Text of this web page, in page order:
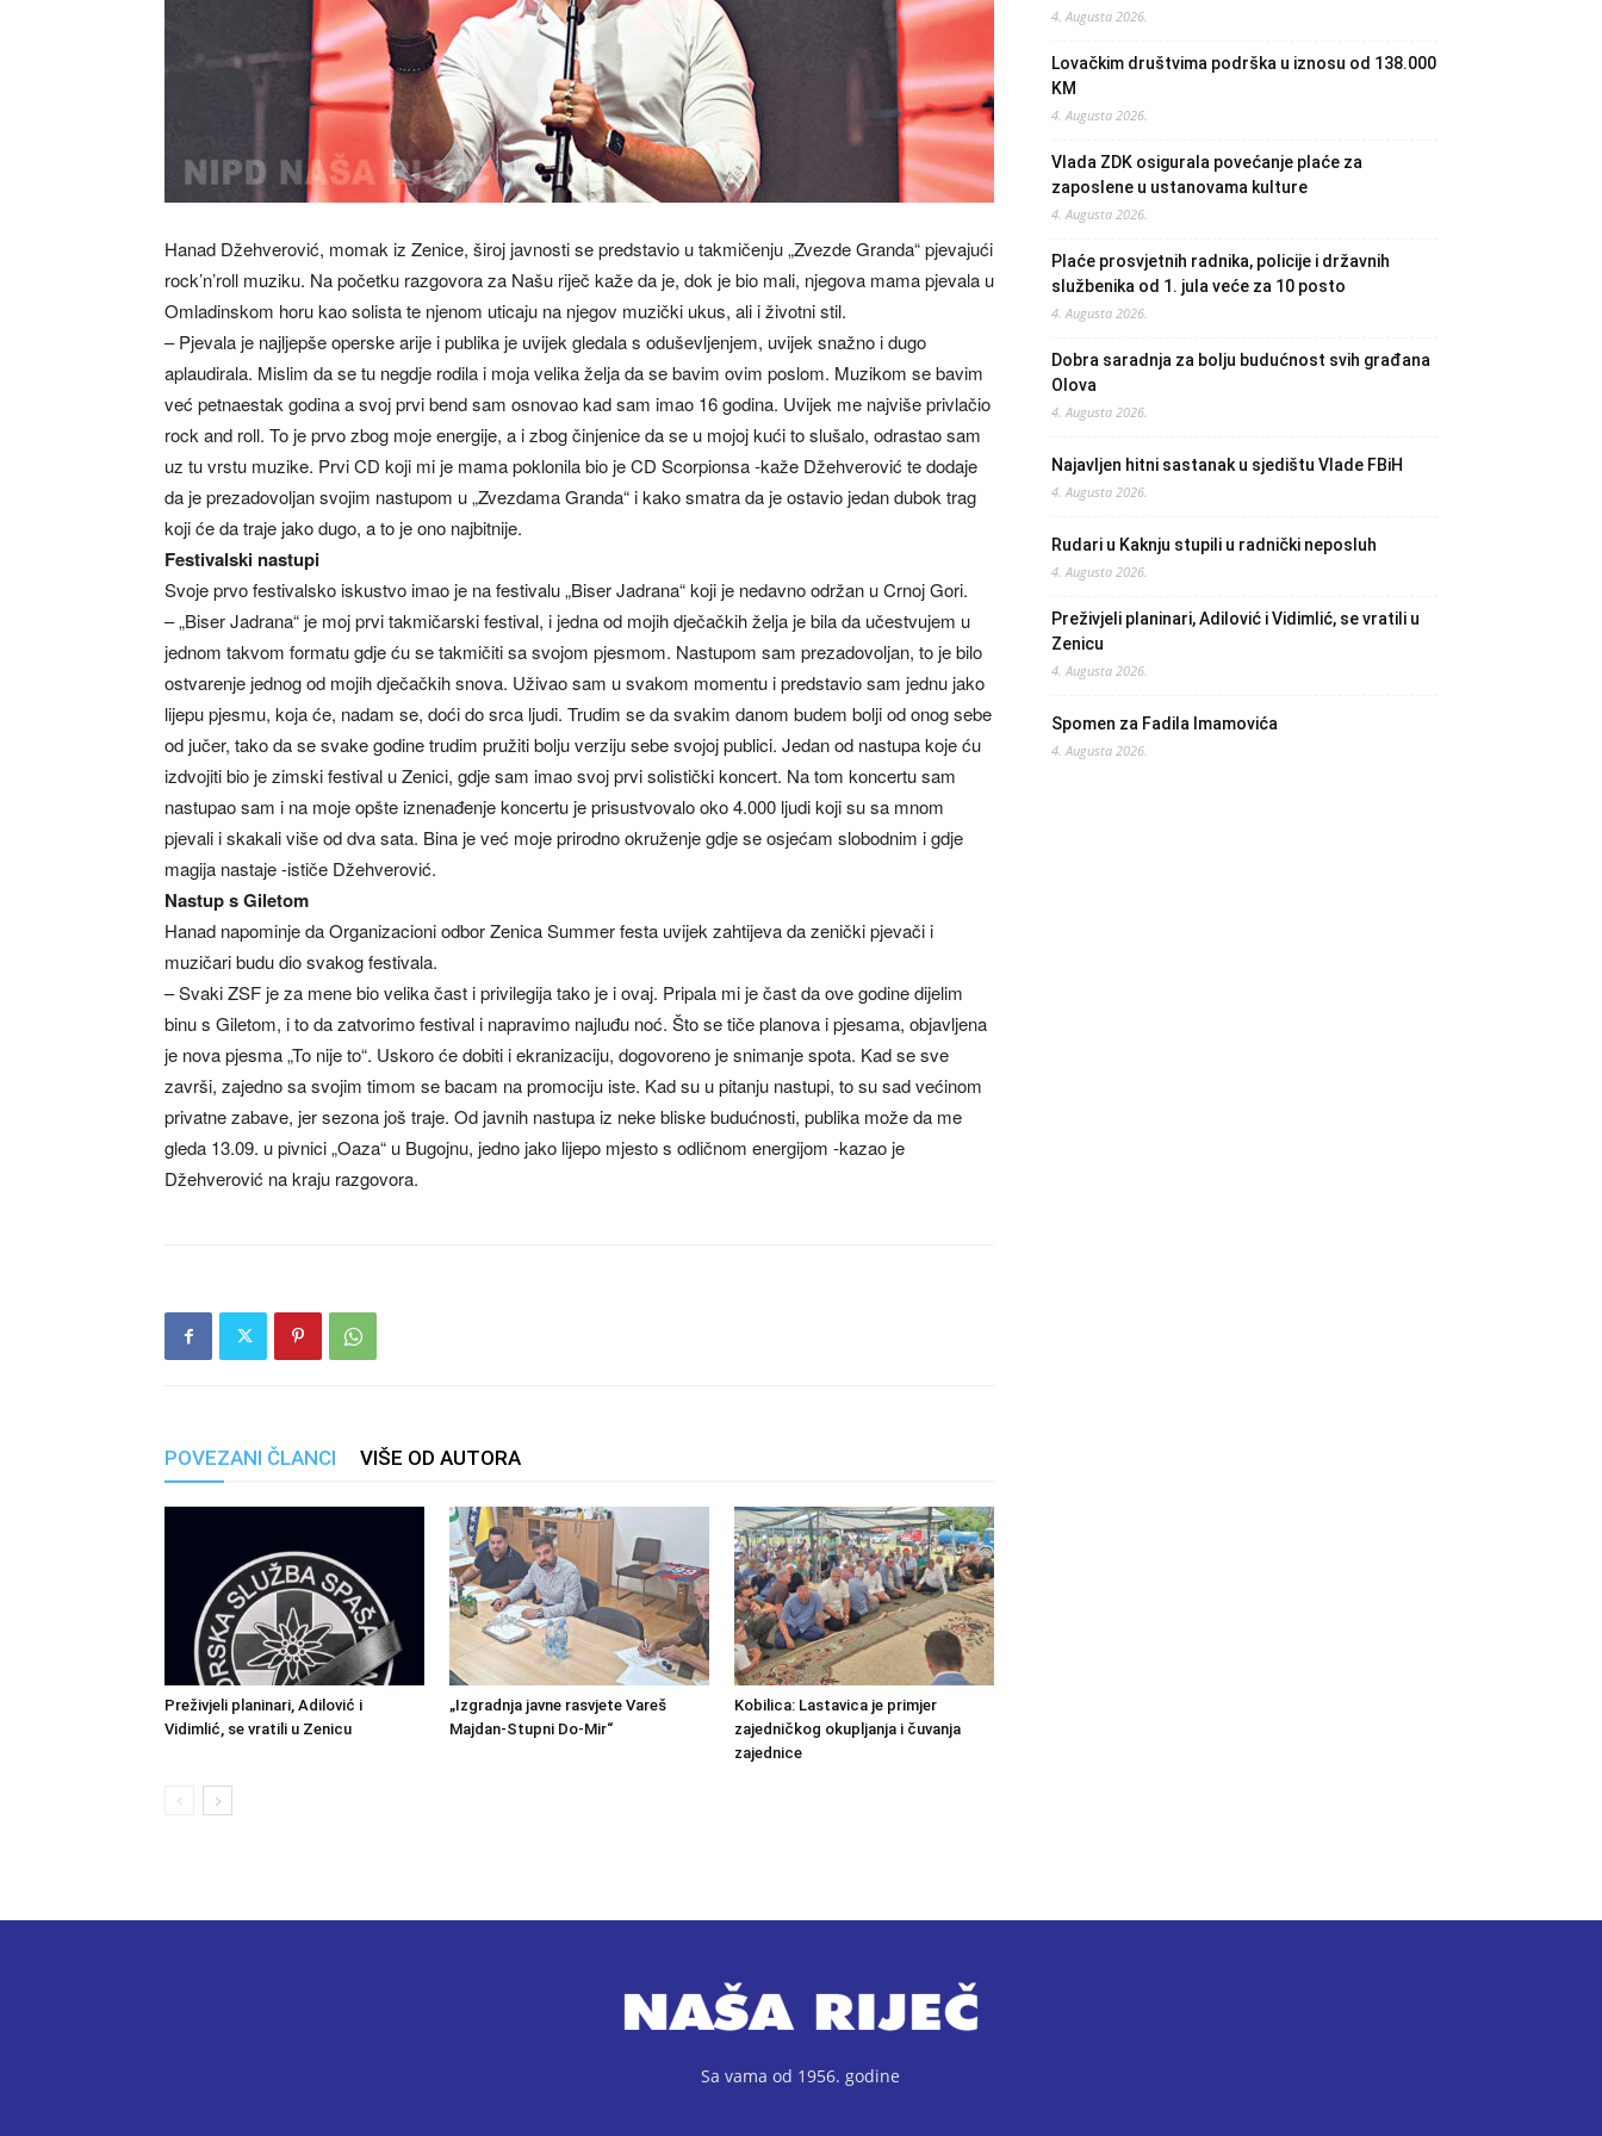
Hanad Džehverović, momak iz Zenice, široj javnosti se predstavio u takmičenju „Zvezde Granda“ pjevajući
rock’n’roll muziku. Na početku razgovora za Našu riječ kaže da je, dok je bio mali, njegova mama pjevala u
Omladinskom horu kao solista te njenom uticaju na njegov muzički ukus, ali i životni stil.
– Pjevala je najljepše operske arije i publika je uvijek gledala s oduševljenjem, uvijek snažno i dugo
aplaudirala. Mislim da se tu negdje rodila i moja velika želja da se bavim ovim poslom. Muzikom se bavim
već petnaestak godina a svoj prvi bend sam osnovao kad sam imao 16 godina. Uvijek me najviše privlačio
rock and roll. To je prvo zbog moje energije, a i zbog činjenice da se u mojoj kući to slušalo, odrastao sam
uz tu vrstu muzike. Prvi CD koji mi je mama poklonila bio je CD Scorpionsa -kaže Džehverović te dodaje
da je prezadovoljan svojim nastupom u „Zvezdama Granda“ i kako smatra da je ostavio jedan dubok trag
koji će da traje jako dugo, a to je ono najbitnije.
Festivalski nastupi
Svoje prvo festivalsko iskustvo imao je na festivalu „Biser Jadrana“ koji je nedavno održan u Crnoj Gori.
– „Biser Jadrana“ je moj prvi takmičarski festival, i jedna od mojih dječačkih želja je bila da učestvujem u
jednom takvom formatu gdje ću se takmičiti sa svojom pjesmom. Nastupom sam prezadovoljan, to je bilo
ostvarenje jednog od mojih dječačkih snova. Uživao sam u svakom momentu i predstavio sam jednu jako
lijepu pjesmu, koja će, nadam se, doći do srca ljudi. Trudim se da svakim danom budem bolji od onog sebe
od jučer, tako da se svake godine trudim pružiti bolju verziju sebe svojoj publici. Jedan od nastupa koje ću
izdvojiti bio je zimski festival u Zenici, gdje sam imao svoj prvi solistički koncert. Na tom koncertu sam
nastupao sam i na moje opšte iznenađenje koncertu je prisustvovalo oko 4.000 ljudi koji su sa mnom
pjevali i skakali više od dva sata. Bina je već moje prirodno okruženje gdje se osjećam slobodnim i gdje
magija nastaje -ističe Džehverović.
Nastup s Giletom
Hanad napominje da Organizacioni odbor Zenica Summer festa uvijek zahtijeva da zenički pjevači i
muzičari budu dio svakog festivala.
– Svaki ZSF je za mene bio velika čast i privilegija tako je i ovaj. Pripala mi je čast da ove godine dijelim
binu s Giletom, i to da zatvorimo festival i napravimo najluđu noć. Što se tiče planova i pjesama, objavljena
je nova pjesma „To nije to“. Uskoro će dobiti i ekranizaciju, dogovoreno je snimanje spota. Kad se sve
završi, zajedno sa svojim timom se bacam na promociju iste. Kad su u pitanju nastupi, to su sad većinom
privatne zabave, jer sezona još traje. Od javnih nastupa iz neke bliske budućnosti, publika može da me
gleda 13.09. u pivnici „Oaza“ u Bugojnu, jedno jako lijepo mjesto s odličnom energijom -kazao je
Džehverović na kraju razgovora.
POVEZANI ČLANCI VIŠE OD AUTORA
Preživjeli planinari, Adilović i
Vidimlić, se vratili u Zenicu
„Izgradnja javne rasvjete Vareš
Majdan-Stupni Do-Mir“
Kobilica: Lastavica je primjer
zajedničkog okupljanja i čuvanja
zajednice
4. Augusta 2026.
Lovačkim društvima podrška u iznosu od 138.000
KM
4. Augusta 2026.
Vlada ZDK osigurala povećanje plaće za
zaposlene u ustanovama kulture
4. Augusta 2026.
Plaće prosvjetnih radnika, policije i državnih
službenika od 1. jula veće za 10 posto
4. Augusta 2026.
Dobra saradnja za bolju budućnost svih građana
Olova
4. Augusta 2026.
Najavljen hitni sastanak u sjedištu Vlade FBiH
4. Augusta 2026.
Rudari u Kaknju stupili u radnički neposluh
4. Augusta 2026.
Preživjeli planinari, Adilović i Vidimlić, se vratili u
Zenicu
4. Augusta 2026.
Spomen za Fadila Imamovića
4. Augusta 2026.
Sa vama od 1956. godine